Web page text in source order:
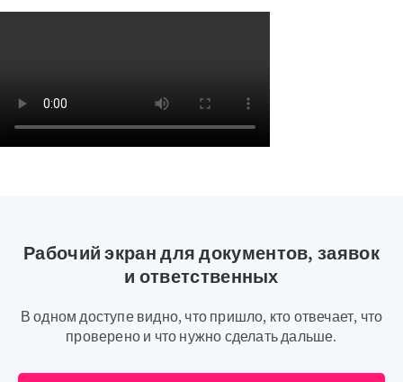
Рабочий экран для документов, заявок
и ответственных
В одном доступе видно, что пришло, кто отвечает, что
проверено и что нужно сделать дальше.